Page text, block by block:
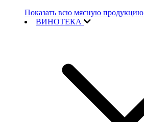
Показать всю мясную продукцию
ВИНОТЕКА